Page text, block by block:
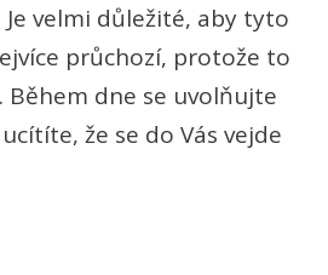
velmi důležité, aby tyto
průchozí, protože to
Během dne se uvolňujte
že se do Vás vejde